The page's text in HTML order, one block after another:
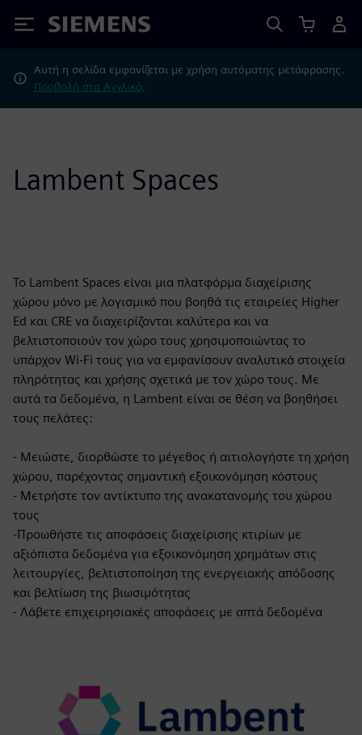
Siemens
Αυτή η σελίδα εμφανίζεται με χρήση αυτόματης μετάφρασης.
Προβολή στα Αγγλικά;
Lambent Spaces
Το Lambent Spaces είναι μια πλατφόρμα διαχείρισης
χώρου μόνο με λογισμικό που βοηθά τις εταιρείες Higher
Ed και CRE να διαχειρίζονται καλύτερα και να
βελτιστοποιούν τον χώρο τους χρησιμοποιώντας το
υπάρχον Wi-Fi τους για να εμφανίσουν αναλυτικά στοιχεία
πληρότητας και χρήσης σχετικά με τον χώρο τους. Με
αυτά τα δεδομένα, η Lambent είναι σε θέση να βοηθήσει
τους πελάτες:
- Μειώστε, διορθώστε το μέγεθος ή αιτιολογήστε τη χρήση
χώρου, παρέχοντας σημαντική εξοικονόμηση κόστους
- Μετρήστε τον αντίκτυπο της ανακατανομής του χώρου
τους
-Προωθήστε τις αποφάσεις διαχείρισης κτιρίων με
αξιόπιστα δεδομένα για εξοικονόμηση χρημάτων στις
λειτουργίες, βελτιστοποίηση της ενεργειακής απόδοσης
και βελτίωση της βιωσιμότητας
- Λάβετε επιχειρησιακές αποφάσεις με απτά δεδομένα